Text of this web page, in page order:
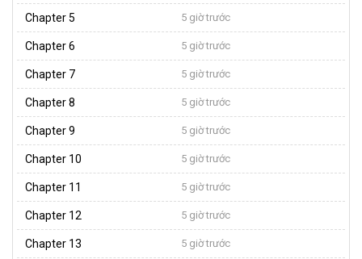
Chapter 5 5 giờ trước
Chapter 6 5 giờ trước
Chapter 7 5 giờ trước
Chapter 8 5 giờ trước
Chapter 9 5 giờ trước
Chapter 10 5 giờ trước
Chapter 11 5 giờ trước
Chapter 12 5 giờ trước
Chapter 13 5 giờ trước